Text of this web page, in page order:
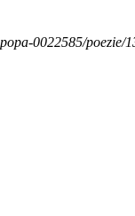
0022585/poezie/